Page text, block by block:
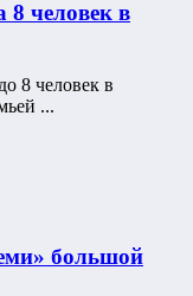
8 человек в
8 человек в
...
большой